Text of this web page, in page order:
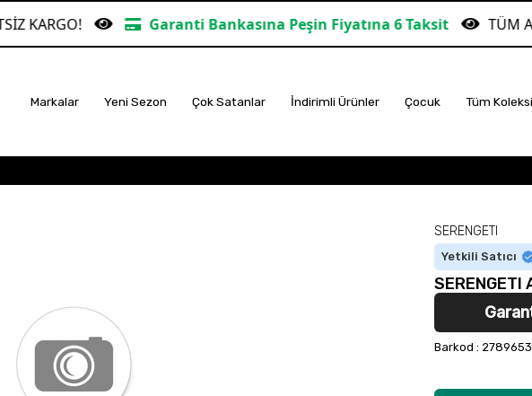
Garanti Bankasına Peşin Fiyatına 6 Taksit TÜM
Markalar Yeni Sezon Çok Satanlar İndirimli Ürünler Çocuk Tüm
SERENGETI
Yetkili Satıcı
Barkod : 2789653